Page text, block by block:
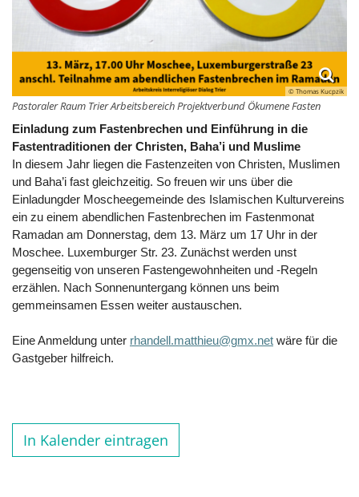
© Thomas Kucpzik
Pastoraler Raum Trier Arbeitsbereich Projektverbund Ökumene Fasten
Einladung zum Fastenbrechen und Einführung in die
Fastentraditionen der Christen, Baha’i und Muslime
In diesem Jahr liegen die Fastenzeiten von Christen, Muslimen
und Baha’i fast gleichzeitig. So freuen wir uns über die
Einladungder Moscheegemeinde des Islamischen Kulturvereins
ein zu einem abendlichen Fastenbrechen im Fastenmonat
Ramadan am Donnerstag, dem 13. März um 17 Uhr in der
Moschee. Luxemburger Str. 23. Zunächst werden unst
gegenseitig von unseren Fastengewohnheiten und -Regeln
erzählen. Nach Sonnenuntergang können uns beim
gemmeinsamen Essen weiter austauschen.
Eine Anmeldung unter rhandell.matthieu@gmx.net wäre für die
Gastgeber hilfreich.
In Kalender eintragen